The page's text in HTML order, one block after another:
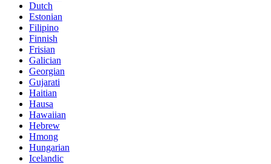
Dutch
Estonian
Filipino
Finnish
Frisian
Galician
Georgian
Gujarati
Haitian
Hausa
Hawaiian
Hebrew
Hmong
Hungarian
Icelandic